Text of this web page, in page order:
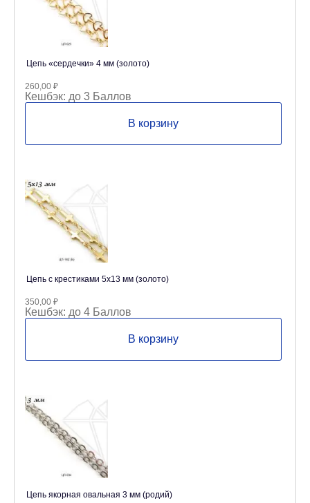
Цепь «сердечки» 4 мм (золото)
260,00 ₽
Кешбэк: до 3 Баллов
В корзину
Цепь с крестиками 5х13 мм (золото)
350,00 ₽
Кешбэк: до 4 Баллов
В корзину
Цепь якорная овальная 3 мм (родий)